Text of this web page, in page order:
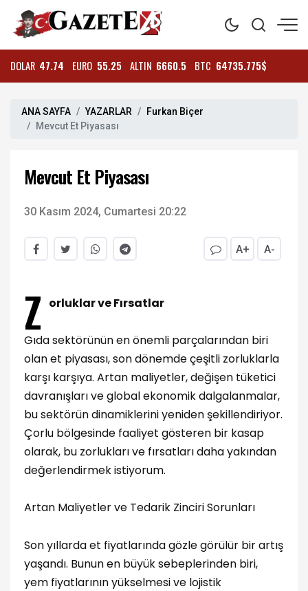
DOLAR 47.74 EURO 55.25 ALTIN 6660.5 BTC 64735.775$
ANA SAYFA YAZARLAR
Furkan Biçer
Mevcut Et Piyasası
Mevcut Et Piyasası
30 Kasım 2024, Cumartesi 20:22
A+ A-
Z orluklar ve Fırsatlar
Gıda sektörünün en önemli parçalarından biri
olan et piyasası, son dönemde çeşitli zorluklarla
karşı karşıya. Artan maliyetler, değişen tüketici
davranışları ve global ekonomik dalgalanmalar,
bu sektörün dinamiklerini yeniden şekillendiriyor.
Çorlu bölgesinde faaliyet gösteren bir kasap
olarak, bu zorlukları ve fırsatları daha yakından
değerlendirmek istiyorum.
Artan Maliyetler ve Tedarik Zinciri Sorunları
Son yıllarda et fiyatlarında gözle görülür bir artış
yaşandı. Bunun en büyük sebeplerinden biri,
yem fiyatlarının yükselmesi ve lojistik